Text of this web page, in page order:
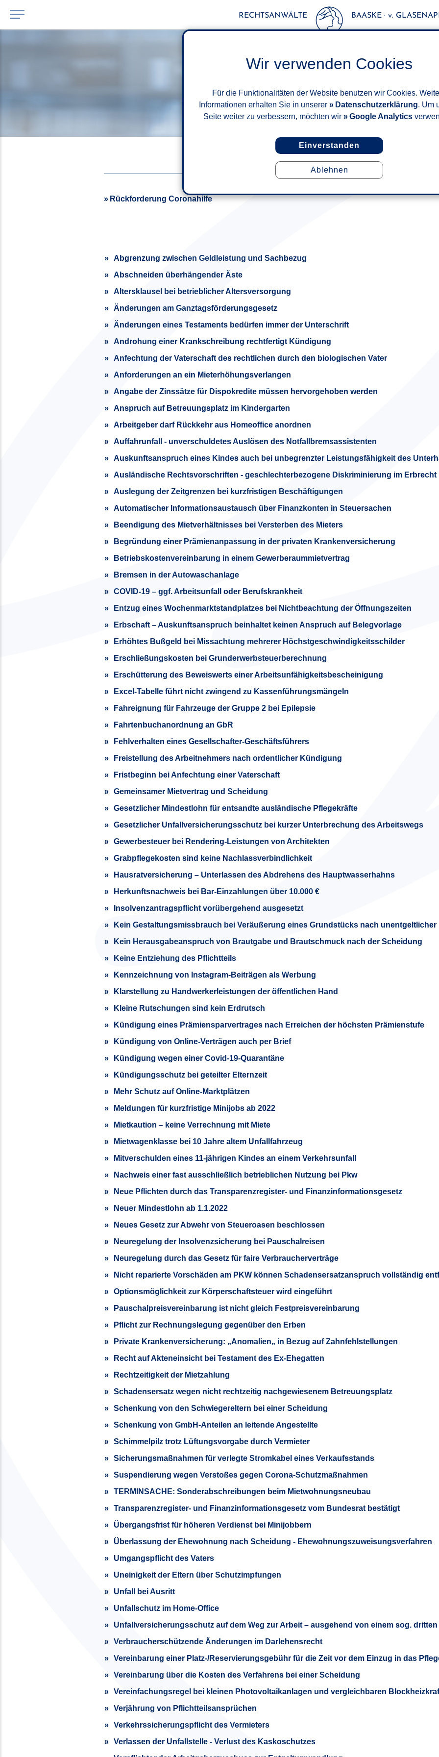
Wir verwenden Cookies
Für die Funktionalitäten der Website benutzen wir Cookies.
Informationen erhalten Sie in unserer
Datenschutzerklärung. Um
Seite weiter zu verbessern, möchten wir
Google Analytics
Einverstanden
Ablehnen
RECHTSANWÄLTE BAASKE · v.
AKTUELLES RECHT
Rückforderung Coronahilfe
Abgrenzung zwischen Geldleistung und Sachbezug
Abschneiden überhängender Äste
Altersklausel bei betrieblicher Altersversorgung
Änderungen am Ganztagsförderungsgesetz
Änderungen eines Testaments bedürfen immer der Unterschrift
Androhung einer Krankschreibung rechtfertigt Kündigung
Anfechtung der Vaterschaft des rechtlichen durch den biologischen Vater
Anforderungen an ein Mieterhöhungsverlangen
Angabe der Zinssätze für Dispokredite müssen hervorgehoben werden
Anspruch auf Betreuungsplatz im Kindergarten
Arbeitgeber darf Rückkehr aus Homeoffice anordnen
Auffahrunfall - unverschuldetes Auslösen des Notfallbremsassistenten
Auskunftsanspruch eines Kindes auch bei unbegrenzter Leistungsfähigkeit des
Ausländische Rechtsvorschriften - geschlechterbezogene Diskriminierung im Erbrecht
Auslegung der Zeitgrenzen bei kurzfristigen Beschäftigungen
Automatischer Informations­austausch über Finanzkonten in Steuersachen
Beendigung des Mietverhältnisses bei Versterben des Mieters
Begründung einer Prämienanpassung in der privaten Krankenversicherung
Betriebskostenvereinbarung in einem Gewerberaummietvertrag
Bremsen in der Autowaschanlage
COVID-19 – ggf. Arbeitsunfall oder Berufskrankheit
Entzug eines Wochenmarktstandplatzes bei Nichtbeachtung der Öffnungszeiten
Erbschaft – Auskunftsanspruch beinhaltet keinen Anspruch auf Belegvorlage
Erhöhtes Bußgeld bei Missachtung mehrerer Höchstgeschwindigkeitsschilder
Erschließungskosten bei Grunderwerb­steuer­berechnung
Erschütterung des Beweiswerts einer Arbeitsunfähigkeitsbescheinigung
Excel-Tabelle führt nicht zwingend zu Kassenführungsmängeln
Fahreignung für Fahrzeuge der Gruppe 2 bei Epilepsie
Fahrtenbuchanordnung an GbR
Fehlverhalten eines Gesellschafter-Geschäftsführers
Freistellung des Arbeitnehmers nach ordentlicher Kündigung
Fristbeginn bei Anfechtung einer Vaterschaft
Gemeinsamer Mietvertrag und Scheidung
Gesetzlicher Mindestlohn für entsandte ausländische Pflegekräfte
Gesetzlicher Unfallversicherungsschutz bei kurzer Unterbrechung des Arbeitswegs
Gewerbesteuer bei Rendering-Leistungen von Architekten
Grabpflegekosten sind keine Nachlassverbindlichkeit
Hausratversicherung – Unterlassen des Abdrehens des Hauptwasserhahns
Herkunftsnachweis bei Bar-Einzahlungen über 10.000 €
Insolvenzantragspflicht vorübergehend ausgesetzt
Kein Gestaltungsmissbrauch bei Veräußerung eines Grundstücks nach unentgeltlicher
Kein Herausgabeanspruch von Brautgabe und Brautschmuck nach der Scheidung
Keine Entziehung des Pflichtteils
Kennzeichnung von Instagram-Beiträgen als Werbung
Klarstellung zu Handwerkerleis­tungen der öffentlichen Hand
Kleine Rutschungen sind kein Erdrutsch
Kündigung eines Prämiensparvertrages nach Erreichen der höchsten Prämienstufe
Kündigung von Online-Verträgen auch per Brief
Kündigung wegen einer Covid-19-Quarantäne
Kündigungsschutz bei geteilter Elternzeit
Mehr Schutz auf Online-Marktplätzen
Meldungen für kurzfristige Minijobs ab 2022
Mietkaution – keine Verrechnung mit Miete
Mietwagenklasse bei 10 Jahre altem Unfallfahrzeug
Mitverschulden eines 11-jährigen Kindes an einem Verkehrsunfall
Nachweis einer fast ausschließlich betrieblichen Nutzung bei Pkw
Neue Pflichten durch das Transparenzregister- und Finanzinformationsgesetz
Neuer Mindestlohn ab 1.1.2022
Neues Gesetz zur Abwehr von Steueroasen beschlossen
Neuregelung der Insolvenzsicherung bei Pauschalreisen
Neuregelung durch das Gesetz für faire Verbraucherverträge
Nicht reparierte Vorschäden am PKW können Schadensersatzanspruch vollständig
Optionsmöglichkeit zur Körperschaftsteuer wird eingeführt
Pauschalpreis­vereinbarung ist nicht gleich Festpreisvereinbarung
Pflicht zur Rechnungslegung gegenüber den Erben
Private Krankenversicherung: „Anomalien„ in Bezug auf Zahnfehlstellungen
Recht auf Akteneinsicht bei Testament des Ex-Ehegatten
Rechtzeitigkeit der Mietzahlung
Schadensersatz wegen nicht rechtzeitig nachgewiesenem Betreuungsplatz
Schenkung von den Schwiegereltern bei einer Scheidung
Schenkung von GmbH-Anteilen an leitende Angestellte
Schimmelpilz trotz Lüftungsvorgabe durch Vermieter
Sicherungsmaßnahmen für verlegte Stromkabel eines Verkaufsstands
Suspendierung wegen Verstoßes gegen Corona-Schutzmaßnahmen
TERMINSACHE: Sonderabschreibungen beim Mietwohnungsneubau
Transparenz­register- und Finanz­informationsgesetz vom Bundesrat bestätigt
Übergangsfrist für höheren Verdienst bei Minijobbern
Überlassung der Ehewohnung nach Scheidung - Ehewohnungszuweisungsverfahren
Umgangspflicht des Vaters
Uneinigkeit der Eltern über Schutzimpfungen
Unfall bei Ausritt
Unfallschutz im Home-Office
Unfallversicherungsschutz auf dem Weg zur Arbeit – ausgehend von einem sog. dritten
Verbraucherschützende Änderungen im Darlehensrecht
Vereinbarung einer Platz-/Reservierungsgebühr für die Zeit vor dem Einzug in das
Vereinbarung über die Kosten des Verfahrens bei einer Scheidung
Vereinfachungsregel bei kleinen Photovoltaikanlagen und vergleichbaren
Verjährung von Pflichtteilsansprüchen
Verkehrssicherungspflicht des Vermieters
Verlassen der Unfallstelle - Verlust des Kaskoschutzes